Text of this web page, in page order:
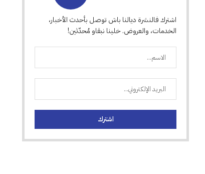
اشترك فالنشرة ديالنا باش توصل بأحدث الأخبار،
الخدمات، والعروض. خلينا نبقاو مُحدّثين!